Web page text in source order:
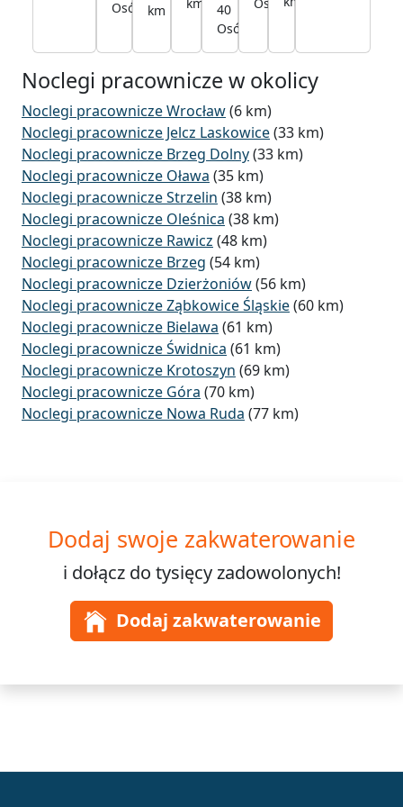
Osób
km
km
km
40
Osób
km
Noclegi pracownicze w okolicy
Noclegi pracownicze Wrocław(6 km)
Noclegi pracownicze Jelcz Laskowice(33 km)
Noclegi pracownicze Brzeg Dolny(33 km)
Noclegi pracownicze Oława (35 km)
Noclegi pracownicze Strzelin (38 km)
Noclegi pracownicze Oleśnica (38 km)
Noclegi pracownicze Rawicz (48 km)
Noclegi pracownicze Brzeg (54 km)
Noclegi pracownicze Dzierżoniów(56 km)
Noclegi pracownicze Ząbkowice Śląskie(60 km)
Noclegi pracownicze Bielawa (61 km)
Noclegi pracownicze Świdnica (61 km)
Noclegi pracownicze Krotoszyn (69 km)
Noclegi pracownicze Góra (70 km)
Noclegi pracownicze Nowa Ruda (77 km)
Dodaj swoje zakwaterowanie
i dołącz do tysięcyzadowolonych!
Dodaj zakwaterowanie